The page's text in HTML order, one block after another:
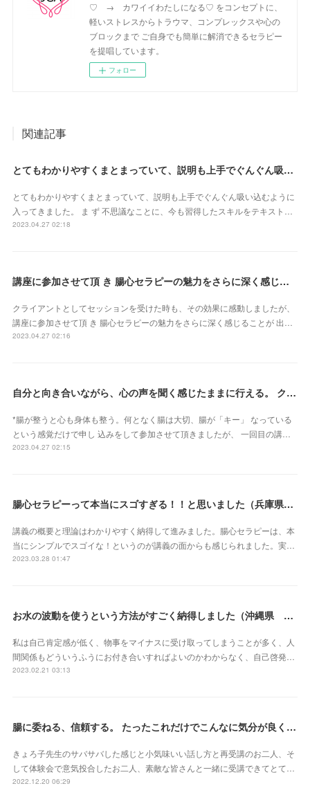
♡ → カワイイわたしになる♡ をコンセプトに、
軽いストレスからトラウマ、コンプレックスや心の
ブロックまで ご自身でも簡単に解消できるセラピー
を提唱しています。
フォロー
関連記事
とてもわかりやすくまとまっていて、説明も上手でぐんぐん吸い込むように入ってきました（東京都・山田かおるさん）
とてもわかりやすくまとまっていて、説明も上手でぐんぐん吸い込むように
入ってきました。 ま ず 不思議なことに、今も習得したスキルをテキスト…
2023.04.27 02:18
講座に参加させて頂 き 腸心セラピーの魅力をさらに深く感じることが 出来ました（東京都・森由希子さん）
クライアントとしてセッションを受けた時も、その効果に感動しましたが、
講座に参加させて頂 き 腸心セラピーの魅力をさらに深く感じることが 出…
2023.04.27 02:16
自分と向き合いながら、心の声を聞く感じたままに行える。 クライアントさん主体で行うとこ ろが本当に素晴らしいです（新潟県・佐藤よしみさん）
*腸が整うと心も身体も整う。何となく腸は大切、腸が「キー」 なっている
という感覚だけで申し 込みをして参加させて頂きましたが、 一回目の講…
2023.04.27 02:15
腸心セラピーって本当にスゴすぎる！！と思いました（兵庫県 M・Oさん）
講義の概要と理論はわかりやすく納得して進みました。腸心セラピーは、本
当にシンプルでスゴイな！というのが講義の面からも感じられました。実…
2023.03.28 01:47
お水の波動を使うという方法がすごく納得しました（沖縄県 S・Mさん）
私は自己肯定感が低く、物事をマイナスに受け取ってしまうことが多く、人
間関係もどういうふうにお付き合いすればよいのかわからなく、自己啓発…
2023.02.21 03:13
腸に委ねる、信頼する。 たったこれだけでこんなに気分が良くなれるなんて本当にスゴイ‼︎（東京都 會澤亜紀さん）
きょろ子先生のサバサバした感じと小気味いい話し方と再受講のお二人、そ
して体験会で意気投合したお二人、素敵な皆さんと一緒に受講できてとて…
2022.12.20 06:29